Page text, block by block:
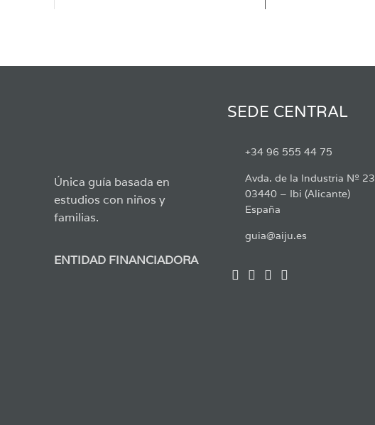
Única guía basada en
estudios con niños y
familias.
ENTIDAD FINANCIADORA
SEDE CENTRAL
+34 96 555 44 75
Avda. de la Industria Nº 23
03440 – Ibi (Alicante)
España
guia@aiju.es